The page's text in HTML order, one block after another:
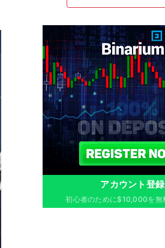
アカウント登録
初心者のために$10,000を無